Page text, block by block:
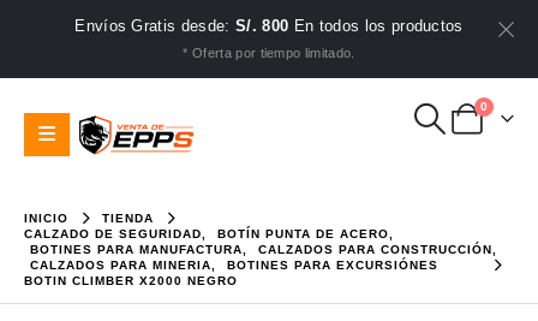
Envíos Gratis desde:S/. 800 En todos los productos
* Oferta por tiempo limitado.
0
INICIO
TIENDA
CALZADO DE SEGURIDAD
BOTÍN PUNTA DE ACERO
BOTINES PARA MANUFACTURA
CALZADOS PARA CONSTRUCCIÓN
CALZADOS PARA MINERIA
BOTINES PARA EXCURSIÓNES
BOTIN CLIMBER X2000 NEGRO